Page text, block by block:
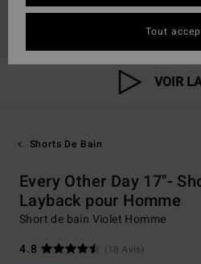
VOIR
Shorts De Bain
Every Other Day 17"-
Layback pour Homme
Short de bain Violet Homme
4.8
(18 Avis)
Tout